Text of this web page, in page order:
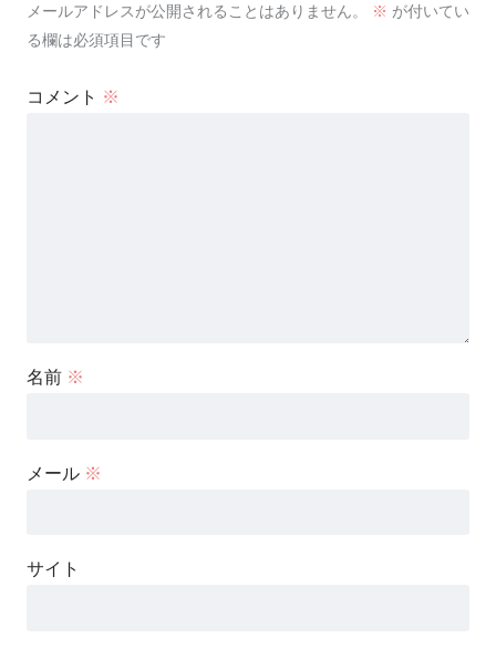
メールアドレスが公開されることはありません。 ※ が付いてい
る欄は必須項目です
コメント ※
名前 ※
メール ※
サイト